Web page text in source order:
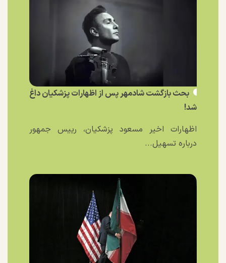
بحث بازگشت شادمهر پس از اظهارات پزشکیان داغ
شد!
اظهارات اخیر مسعود پزشکیان، رییس جمهور
درباره تسهیل...